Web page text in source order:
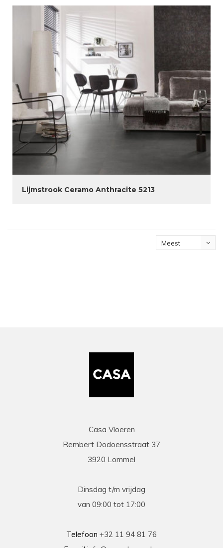
Lijmstrook Ceramo Anthracite 5213
Meest
Casa Vloeren
Rembert Dodoensstraat 37
3920 Lommel
Dinsdag t/m vrijdag
van 09:00 tot 17:00
Telefoon +32 11 94 81 76